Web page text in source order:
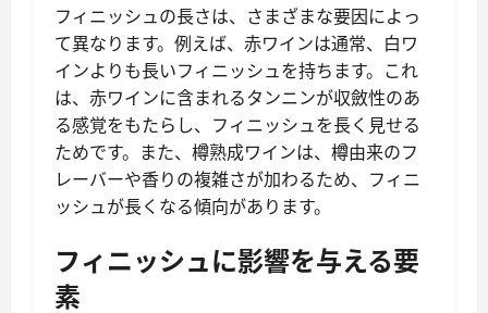
フィニッシュの長さは、さまざまな要因によっ
て異なります。例えば、赤ワインは通常、白ワ
インよりも長いフィニッシュを持ちます。これ
は、赤ワインに含まれるタンニンが収斂性のあ
る感覚をもたらし、フィニッシュを長く見せる
ためです。また、樽熟成ワインは、樽由来のフ
レーバーや香りの複雑さが加わるため、フィニ
ッシュが長くなる傾向があります。
フィニッシュに影響を与える要
素